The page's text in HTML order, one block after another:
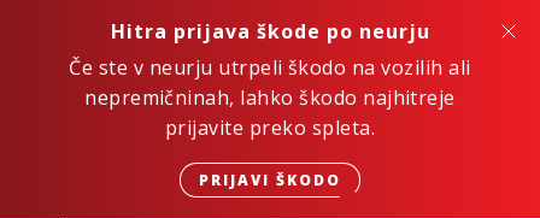
Hitra prijava škode po neurju
Če ste v neurju utrpeli škodo na vozilih ali
nepremičninah, lahko škodo najhitreje
prijavite preko spleta.
PRIJAVI ŠKODO